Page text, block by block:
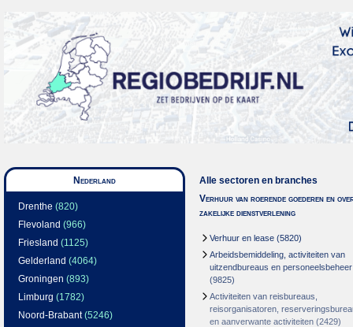
Nederland
Drenthe (820)
Flevoland (966)
Friesland (1125)
Gelderland (4064)
Groningen (893)
Limburg (1782)
Noord-Brabant(5246)
Alle sectoren en branches
Verhuur van roerende goederen en
zakelijke dienstverlening
Verhuur en lease (5820)
Arbeidsbemiddeling, activiteiten van
uitzendbureaus en personeelsbeheer
(9825)
Activiteiten van reisbureaus,
reisorganisatoren,
en aanverwante activiteiten (2429)